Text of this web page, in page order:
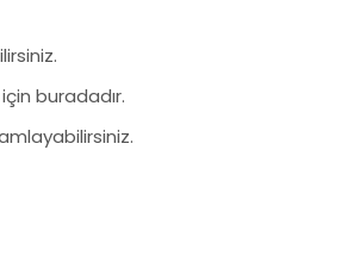
buradadır.